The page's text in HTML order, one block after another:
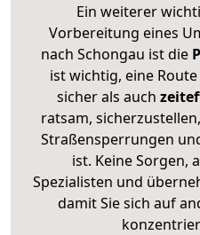
Ein weiterer
Vorbereitung eines
nach Schongau ist die
ist wichtig, eine
sicher als auch
ratsam,
Straßensperrungen
ist. Keine Sorgen,
Spezialisten und
damit Sie sich auf